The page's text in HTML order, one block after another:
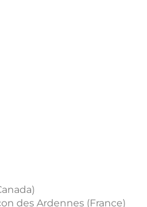
des Ardennes (France)